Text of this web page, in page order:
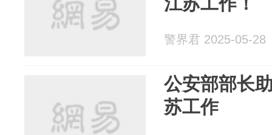
警界君 2025-05-28
公安部部长
苏工作